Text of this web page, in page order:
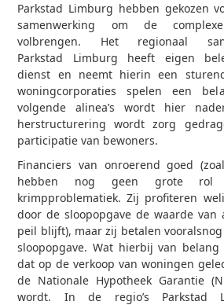
Parkstad Limburg hebben gekozen
samenwerking om de
volbrengen. Het regionaal
Parkstad Limburg heeft eigen
dienst en neemt hierin een
woningcorporaties spelen een
volgende alinea’s wordt hier
herstructurering wordt zorg
participatie van bewoners.
Financiers van onroerend goed
hebben nog geen grote rol
krimpproblematiek. Zij profiteren
door de sloopopgave de waarde van
peil blijft), maar zij betalen
sloopopgave. Wat hierbij van
dat op de verkoop van woningen
de Nationale Hypotheek Garantie
wordt. In de regio’s Parkstad